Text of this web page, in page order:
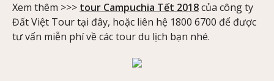
Xem thêm >>> tour Campuchia Tết 2018của công ty
Đất Việt Tour tại đây, hoặc liên hệ 1800 6700 để được
tư vấn miễn phí về các tour du lịch bạn nhé.